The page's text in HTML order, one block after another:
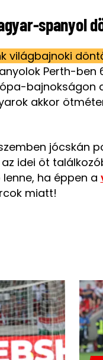
spanyol
világbajnoki
Perth-
bajnokságon
akkor
jócskán
idei öt
ha éppen a
miatt!